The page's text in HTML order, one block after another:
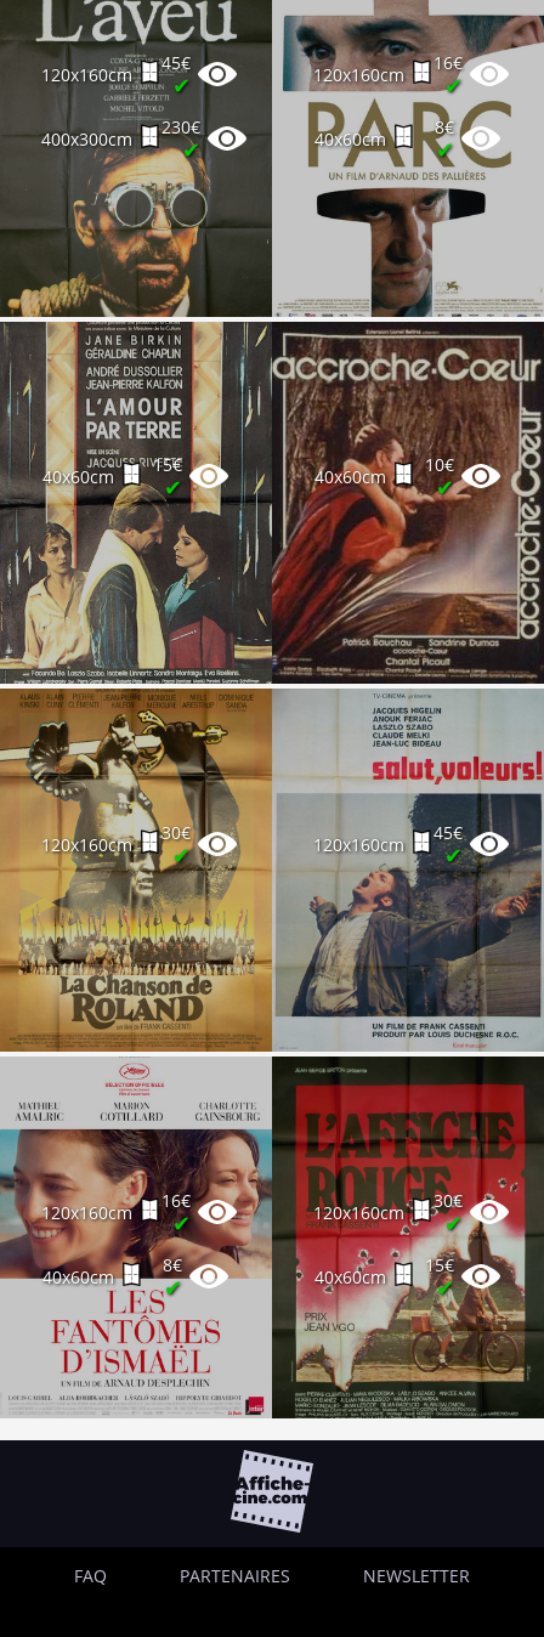
120x160cm
45€
✔
400x300cm
230€
✔
120x160cm
16€
✔
40x60cm
8€
✔
40x60cm
15€
✔ 40x60cm
10€
✔
120x160cm
30€
✔ 120x160cm
45€
✔
120x160cm
16€
✔
40x60cm
8€
✔
120x160cm
30€
✔
40x60cm
15€
✔
FAQ PARTENAIRES NEWSLETTER